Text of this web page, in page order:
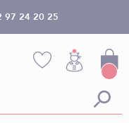
97 24 20 25